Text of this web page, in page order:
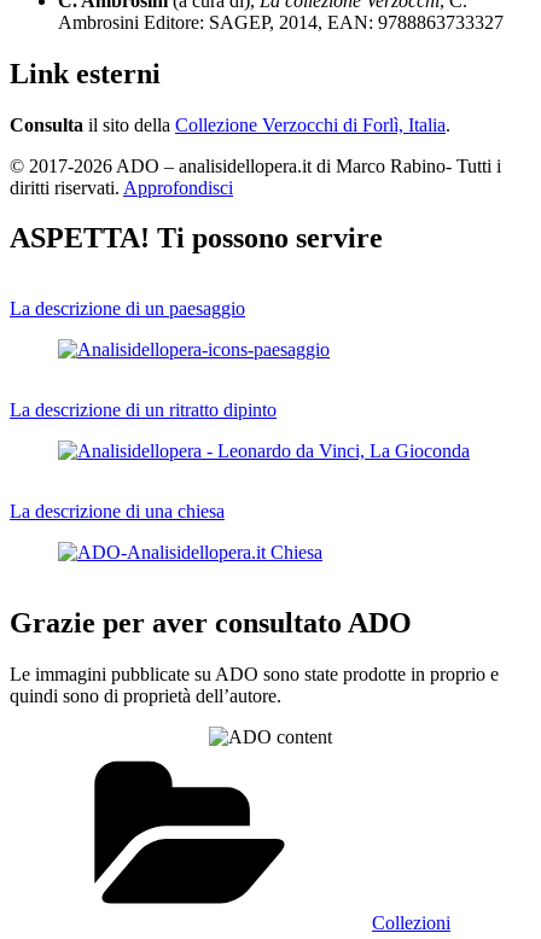
Ambrosini Editore: SAGEP, 2014, EAN: 9788863733327
Link esterni
Consulta il sito della Collezione Verzocchi di Forlì, Italia.
© 2017-2026 ADO – analisidellopera.it di Marco Rabino- Tutti i
diritti riservati. Approfondisci
ASPETTA! Ti possono servire
La descrizione di un paesaggio
La descrizione di un ritratto dipinto
La descrizione di una chiesa
Grazie per aver consultato ADO
Le immagini pubblicate su ADO sono state prodotte in proprio e
quindi sono di proprietà dell’autore.
Collezioni